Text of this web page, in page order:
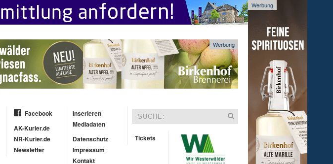
Werbung
Werbung
Facebook
AK-Kurier.de
NR-Kurier.de
Newsletter
Inserieren
Mediadaten
Datenschutz
Impressum
Kontakt
Tickets